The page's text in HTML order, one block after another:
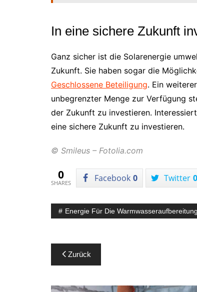
In eine sichere Zukunft
Ganz sicher ist die Solarenergie
Zukunft. Sie haben sogar die
Geschlossene Beteiligung. Ein
unbegrenzter Menge zur Verfügung
der Zukunft zu investieren.
eine sichere Zukunft zu investieren.
© Smileus – Fotolia.com
0
SHARES Facebook 0 Twitter 0
Energie Für Die Warmwasseraufbereitung
Beitragsnavigation
Zurück